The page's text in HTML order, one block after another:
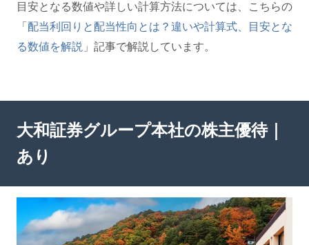
目安となる数値や詳しい計算方法については、こちらの
「 配当利回りと配当性向とは？違いや計算式、目安とな
る数値を解説 」記事で解説しています。
大和証券グループ本社の株主優待｜
あり